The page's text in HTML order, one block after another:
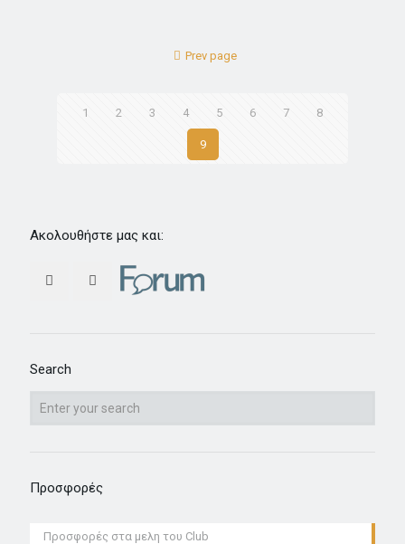
Prev page
1 2 3 4 5 6 7 8
9
Ακολουθήστε μας και:
Search
Προσφορές
Προσφoρές στα μελη του Club